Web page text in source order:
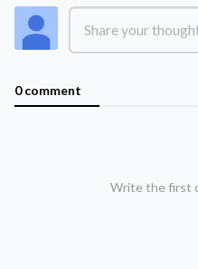
0 comment
Write the first